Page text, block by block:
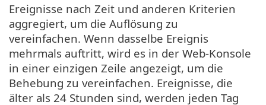
Ereignisse nach Zeit und anderen Kriterien
aggregiert, um die Auflösung zu
vereinfachen. Wenn dasselbe Ereignis
mehrmals auftritt, wird es in der Web-Konsole
in einer einzigen Zeile angezeigt, um die
Behebung zu vereinfachen. Ereignisse, die
älter als 24 Stunden sind, werden jeden Tag